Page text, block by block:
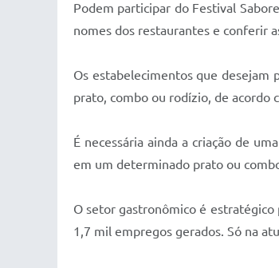
Podem participar do Festival
nomes dos restaurantes e conferir
Os estabelecimentos que desejam
prato, combo ou rodízio, de acordo
É necessária ainda a criação de
em um determinado prato ou
O setor gastronômico é estratégico
1,7 mil empregos gerados. Só na